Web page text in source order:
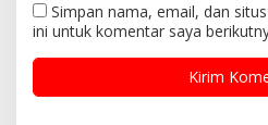
Simpan nama, email, dan
ini untuk komentar saya